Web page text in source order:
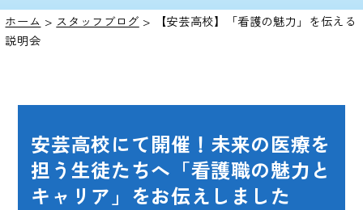
ホーム > スタッフブログ>
【安芸高校】「看護の魅力」を伝える
説明会
安芸高校にて開催！未来の医療を
担う生徒たちへ「看護職の魅力と
キャリア」をお伝えしました